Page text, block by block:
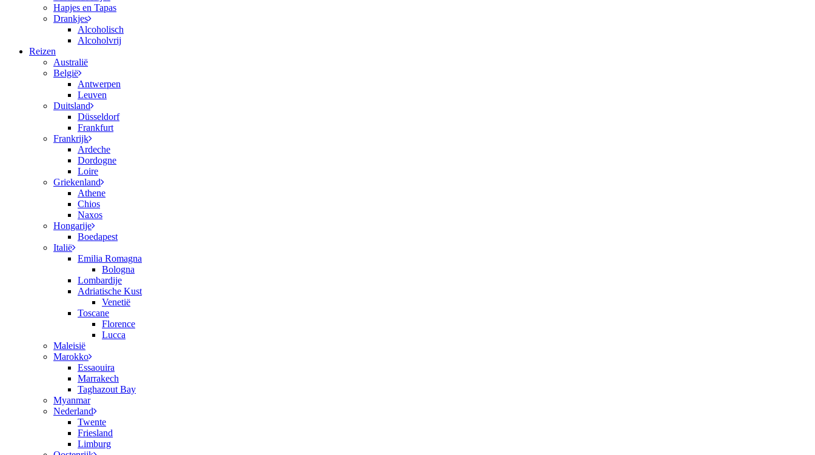
Hapjes en Tapas
Drankjes
Alcoholisch
Alcoholvrij
Reizen
Australië
België
Antwerpen
Leuven
Duitsland
Düsseldorf
Frankfurt
Frankrijk
Ardeche
Dordogne
Loire
Griekenland
Athene
Chios
Naxos
Hongarije
Boedapest
Italië
Emilia Romagna
Bologna
Lombardije
Adriatische Kust
Venetië
Toscane
Florence
Lucca
Maleisië
Marokko
Essaouira
Marrakech
Taghazout Bay
Myanmar
Nederland
Twente
Friesland
Limburg